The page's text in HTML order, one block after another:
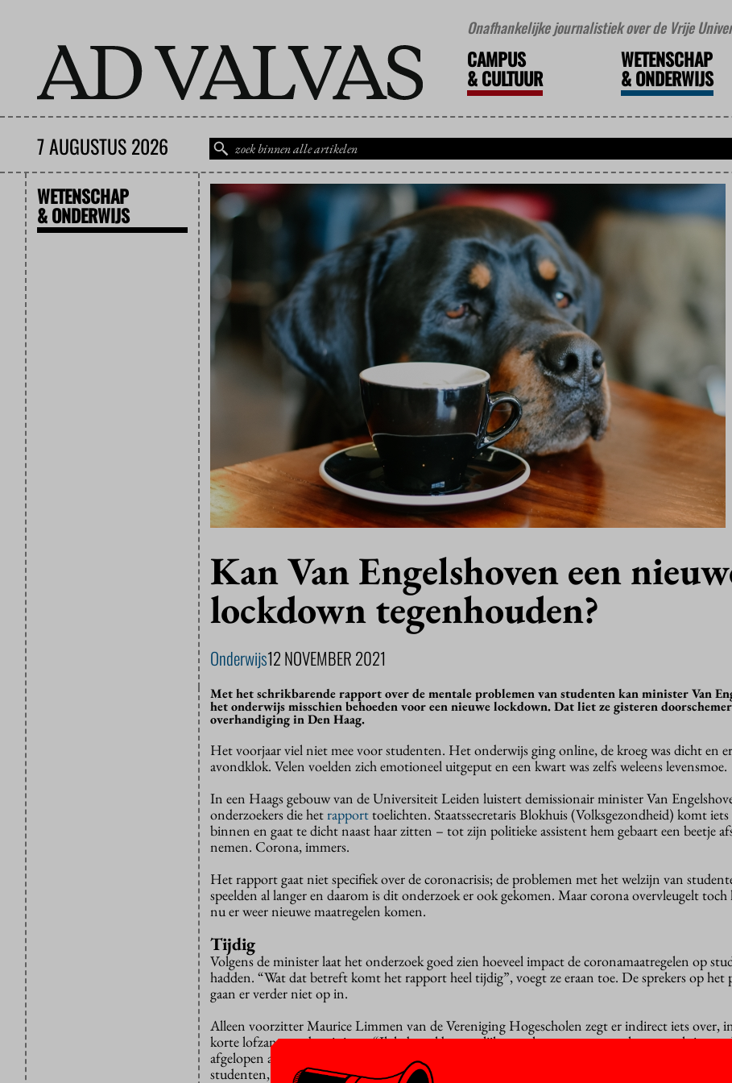
Onafhankelijke journalistiek over de Vrije
CAMPUS
&CULTUUR
WETENSCHAP
&ONDERWIJS
7 AUGUSTUS 2026
WETENSCHAP
& ONDERWIJS
Kan Van Engelshoven een
lockdown tegenhouden?
Onderwijs12 NOVEMBER 2021
Met het schrikbarende rapport over de mentale problemen van studenten kan minister Van
het onderwijs misschien behoeden voor een nieuwe lockdown. Dat liet ze gisteren
overhandiging in Den Haag.
Het voorjaar viel niet mee voor studenten. Het onderwijs ging online, de kroeg was dicht en
avondklok. Velen voelden zich emotioneel uitgeput en een kwart was zelfs weleens levensmoe.
In een Haags gebouw van de Universiteit Leiden luistert demissionair minister Van
onderzoekers die hetrapporttoelichten. Staatssecretaris Blokhuis (Volksgezondheid) komt
binnen en gaat te dicht naast haar zitten – tot zijn politieke assistent hem gebaart een beetje
nemen. Corona, immers.
Het rapport gaat niet specifiek over de coronacrisis; de problemen met het welzijn van
speelden al langer en daarom is dit onderzoek er ook gekomen. Maar corona overvleugelt toch
nu er weer nieuwe maatregelen komen.
Tijdig
Volgens de minister laat het onderzoek goed zien hoeveel impact de coronamaatregelen op
hadden. “Wat dat betreft komt het rapport heel tijdig”, voegt ze eraan toe. De sprekers op het
gaan er verder niet op in.
Alleen voorzitter Maurice Limmen van de Vereniging Hogescholen zegt er indirect iets over,
korte lofzang op de minister. “Ik heb veel bestuurlijke overleggen meegemaakt, maar als
afgelopen anderhalf jaar sterk heeft gemaakt voor het openhouden van onderwijs en het welzijn
studenten, dan is het deze minister.”